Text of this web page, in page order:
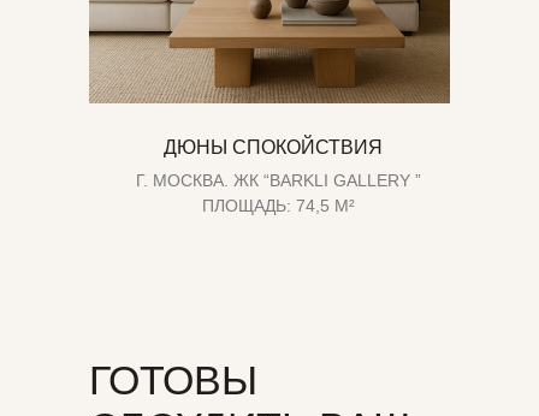
ДЮНЫ СПОКОЙСТВИЯ
Г. МОСКВА. ЖК “BARKLI GALLERY ”
ПЛОЩАДЬ: 74,5 М²
ГОТОВЫ